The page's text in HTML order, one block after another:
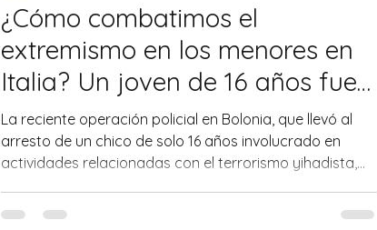
¿Cómo combatimos el
extremismo en los menores en
Italia? Un joven de 16 años fue
arrestado en Bolonia.
La reciente operación policial en Bolonia, que llevó al
arresto de un chico de solo 16 años involucrado en
actividades relacionadas con el terrorismo yihadista,
menudo subestimado: la difusión de ideologías